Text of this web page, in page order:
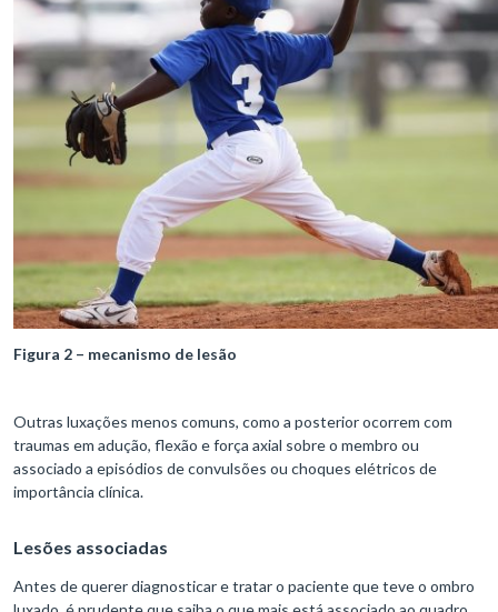
Figura 2 – mecanismo de lesão
Outras luxações menos comuns, como a posterior ocorrem com
traumas em adução, flexão e força axial sobre o membro ou
associado a episódios de convulsões ou choques elétricos de
importância clínica.
Lesões associadas
Antes de querer diagnosticar e tratar o paciente que teve o ombro